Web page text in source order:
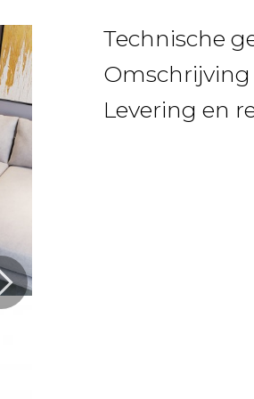
Technische
Omschrijving
Levering en